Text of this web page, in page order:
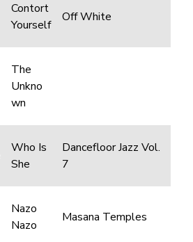
Contort
Yourself
Off White
The
Unkno
wn
Who Is
She
Dancefloor Jazz Vol.
7
Nazo
Nazo
Masana Temples